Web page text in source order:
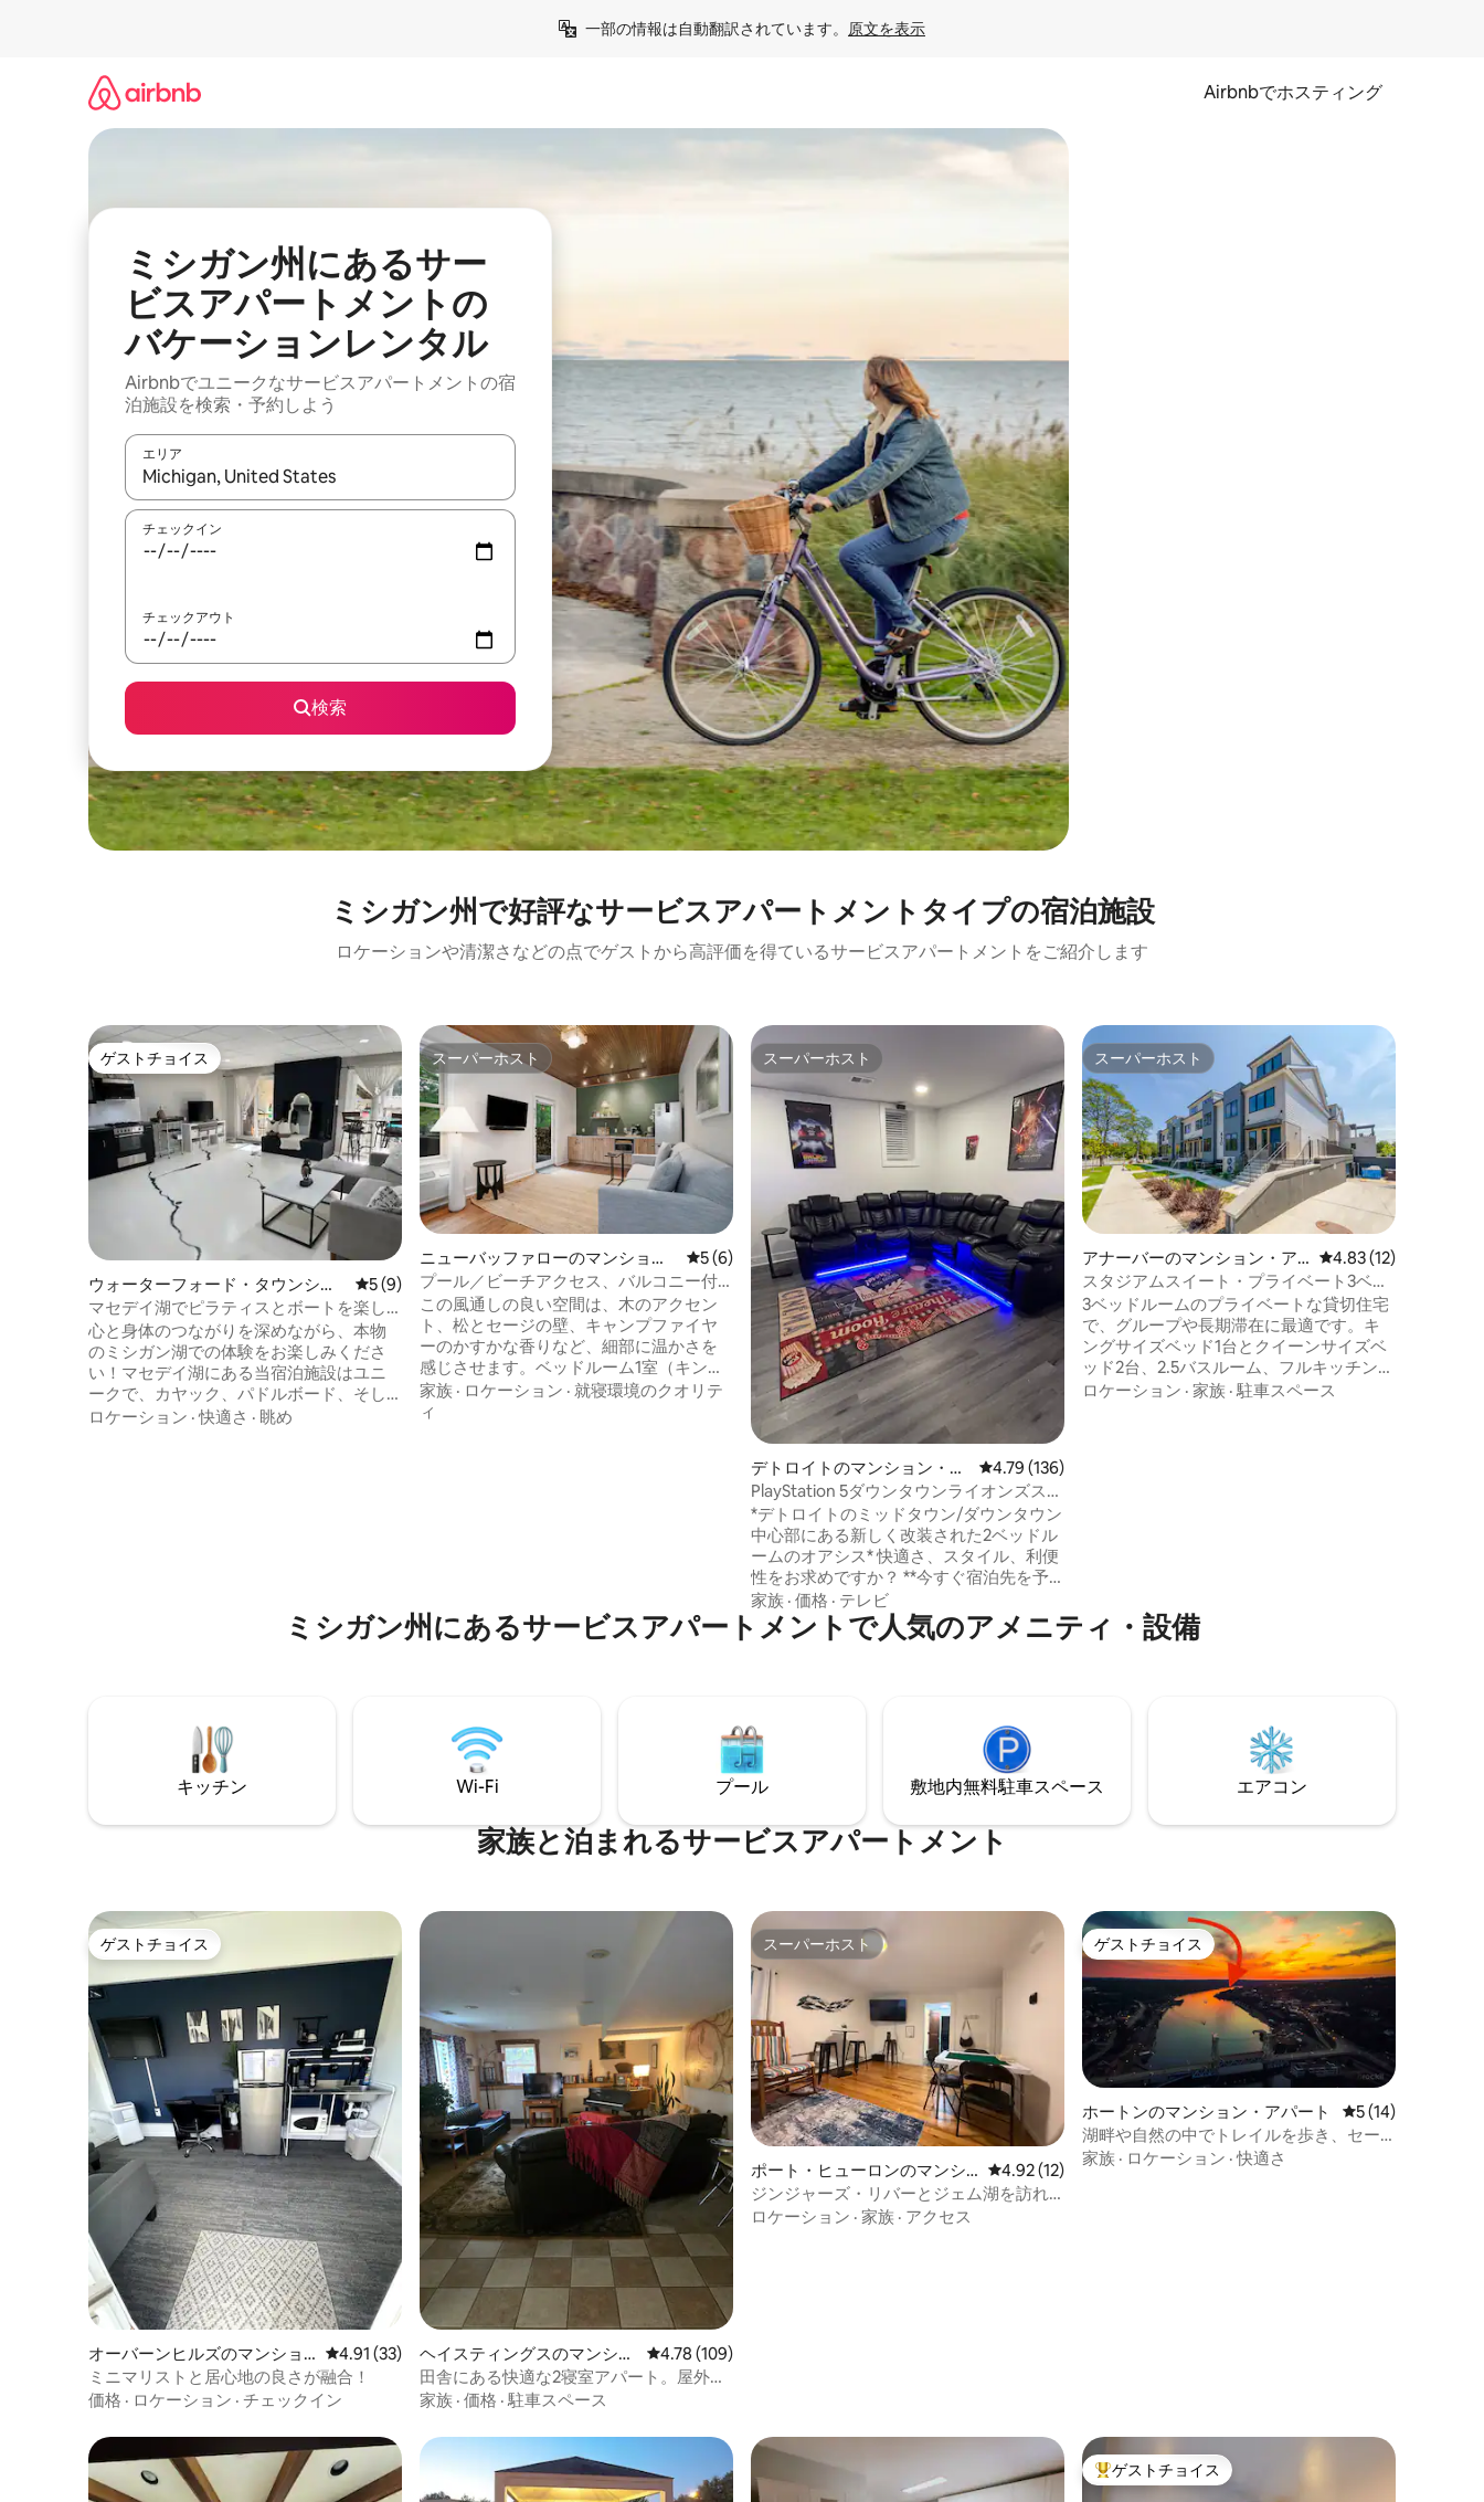
一部の情報は自動翻訳されています。 原文を表示
Airbnbでホスティング
ミシガン州にあるサー
ビスアパートメントの
バケーションレンタル
Airbnbでユニークなサービスアパートメントの宿
泊施設を検索・予約しよう
エリア
検索結果が表示されたら、上下の矢印キーを使って移動するか、画面をタッチまたはスワイプして検索結果を確認することができます。
チェックイン
チェックアウト
検索
ミシガン州で好評なサービスアパートメントタイプの宿泊施設
ロケーションや清潔さなどの点でゲストから高評価を得ているサービスアパートメントをご紹介します
ゲストチョイス
ゲストチョイス
ウォーターフォード・タウンシッ
プのマンション・アパート
レビュー9件、5つ星中5つ星の平均評価
5 (9)
マセデイ湖でピラティスとボートを楽し
むリトリート体験
心と身体のつながりを深めながら、本物
のミシガン湖での体験をお楽しみくださ
い！マセデイ湖にある当宿泊施設はユニ
ークで、カヤック、パドルボード、そし
てパワーボート、ウェイクサーフィン、
夢の滞在先です！ 独立した玄関、プライ
ロケーション ·快適さ · 眺め
スーパーホスト
スーパーホスト
ニューバッファローのマンショ
ン・アパート
レビュー6件、5つ星中5つ星の平均評価
5 (6)
プール／ビーチアクセス、バルコニー付
きの湖畔の宿泊先
この風通しの良い空間は、木のアクセン
ト、松とセージの壁、キャンプファイヤ
ーのかすかな香りなど、細部に温かさを
感じさせます。ベッドルーム1室（キング
ベッド付き）には、Sferraの豪華なリネン
を敷いた、快適なCasperのマットレスが
家族 · ロケーション · 就寝環境のクオリテ
ィ
スーパーホスト
スーパーホスト
デトロイトのマンション・ア
パート
レビュー136件、5つ星中4.79つ星の平均評価
4.79 (136)
PlayStation 5ダウンタウンライオンズスイ
ート（清掃料金なし）
*デトロイトのミッドタウン/ダウンタウン
中心部にある新しく改装された2ベッドル
ームのオアシス* 快適さ、スタイル、利便
性をお求めですか？ **今すぐ宿泊先を予
約して、デトロイトのミッドタウン/ダウ
ンタウンの魅力を発見しましょう！** 私
たちのユニックな2階建てのスタイリッシ
トラン、公園、エンターテイメント、ウ
ェイン州立大学、DMC、文化施設の近く
です。 ビジネスでも観光でも、私たちの
アパートはあなたの第二の家です！
家族 · 価格 · テレビ
スーパーホスト
スーパーホスト
アナーバーのマンション・ア
パート
レビュー12件、5つ
4.83 (12)
スタジアムスイート・プライベート3ベッ
ドルーム・アン・アーバー・ミシガン大
学
3ベッドルームのプライベートな貸切住宅
で、グループや長期滞在に最適です。キ
ングサイズベッド1台とクイーンサイズベ
ッド2台、2.5バスルーム、フルキッチン、
リビングエリア、ダイニングスペース。
ロケーション · 家族 ·駐車スペース
ミシガン州にあるサービスアパートメントで人気のアメニティ・設備
キッチン Wi-Fi プール 敷地内無料駐⁠車ス⁠ペ⁠ー⁠ス エアコン
家族と泊まれるサービスアパートメント
ゲストチョイス
ゲストチョイス
オーバーンヒルズのマンショ
ン・アパート
レビュー33件、5つ星中4.91つ星の平均評価
4.91 (33)
ミニマリストと居心地の良さが融合！
価格 · ロケーション · チェックイン
ヘイスティングスのマンショ
ン・アパート
レビュー109件、5つ星中4.78つ星の平均評価
4.78 (109)
田舎にある快適な2寝室アパート。屋外露
天風呂・ジャグジー付き
家族 · 価格 ·駐車スペース
スーパーホスト
スーパーホスト
ポート・ヒューロンのマンシ
ョン・アパート
レビュー12件、5つ星中4.92つ星の平均評価
4.92 (12)
ジンジャーズ・リバーとジェム湖を訪れ
る体験
ロケーション · 家族 · アクセス
ゲストチョイス
ゲストチョイス
ホートンのマンション・アパート レビュー14件、5
5 (14)
湖畔や自然の中でトレイルを歩き、セー
リングを楽しむ旅
家族 · ロケーション ·快適さ
大好評のゲストチョイスです。
ゲストチョイス